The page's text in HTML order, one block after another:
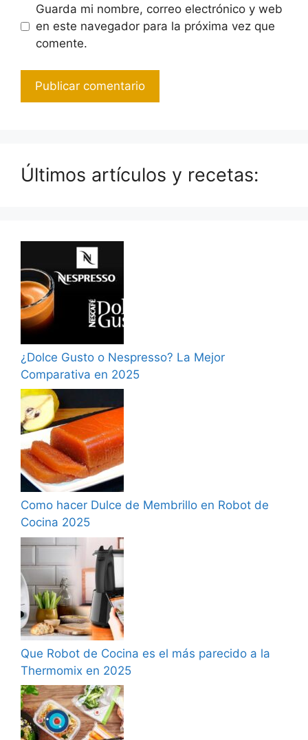
Guarda mi nombre, correo electrónico y web
en este navegador para la próxima vez que
comente.
Últimos artículos y recetas:
¿Dolce Gusto o Nespresso? La Mejor
Comparativa en 2025
Como hacer Dulce de Membrillo en Robot de
Cocina 2025
Que Robot de Cocina es el más parecido a la
Thermomix en 2025